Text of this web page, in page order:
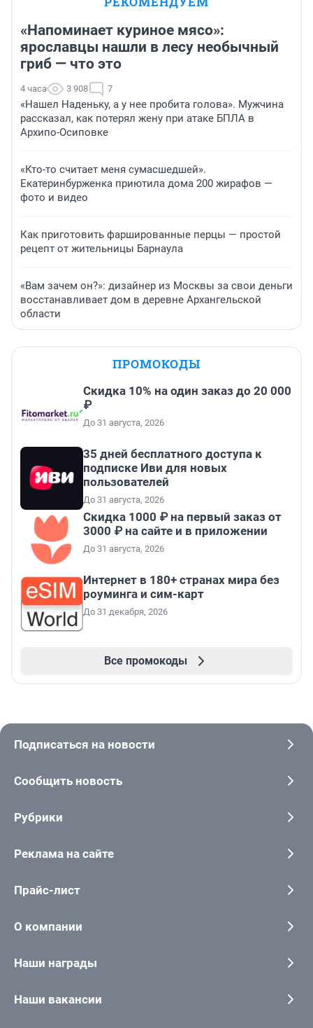
«Напоминает куриное мясо»:
ярославцы нашли в лесу необычный
гриб — что это
4 часа 3 908 7
«Нашел Наденьку, а у нее пробита голова». Мужчина
рассказал, как потерял жену при атаке БПЛА в
Архипо-Осиповке
«Кто-то считает меня сумасшедшей».
Екатеринбурженка приютила дома 200 жирафов —
фото и видео
Как приготовить фаршированные перцы — простой
рецепт от жительницы Барнаула
«Вам зачем он?»: дизайнер из Москвы за свои деньги
восстанавливает дом в деревне Архангельской
области
ПРОМОКОДЫ
Скидка 10% на один заказ до 20 000
₽
До 31 августа, 2026
35 дней бесплатного доступа к
подписке Иви для новых
пользователей
До 31 августа, 2026
Скидка 1000 ₽ на первый заказ от
3000 ₽ на сайте и в приложении
До 31 августа, 2026
Интернет в 180+ странах мира без
роуминга и сим-карт
До 31 декабря, 2026
Все промокоды
Подписаться на новости
Сообщить новость
Рубрики
Реклама на сайте
Прайс-лист
О компании
Наши награды
Наши вакансии